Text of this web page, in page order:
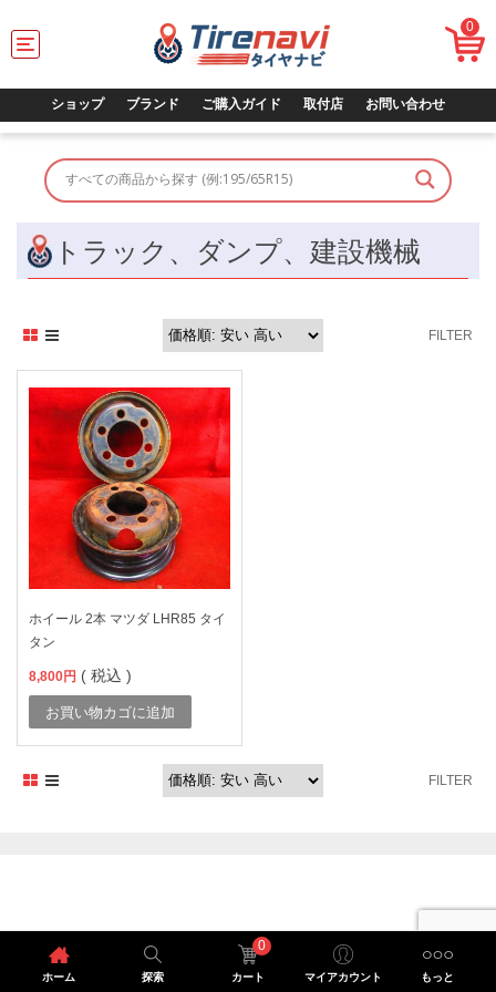
T
o
l
g
a
t
n
0
ショップ ブランド ご購入ガイド 取付店 お問い合わせ
トラック、ダンプ、建設機械
FILTER
ホイール 2本 マツダ LHR85 タイ
タン
8,800円 ( 税込 )
お買い物カゴに追加
FILTER
ホーム 探索
0
カート マイアカウント もっと